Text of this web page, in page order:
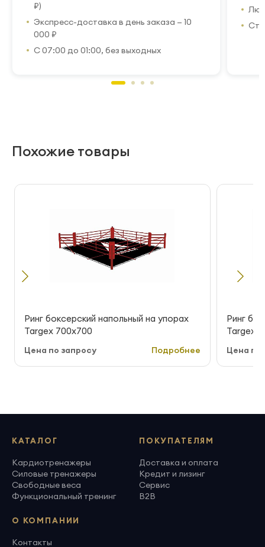
₽)
Экспресс-доставка в день заказа — 10
000 ₽
С 07:00 до 01:00, без выходных
Похожие товары
Ринг боксерский напольный на упорах
Targex 700х700
Цена по запросу Подробнее
Ринг
Targex
Цена по
КАТАЛОГ
Кардиотренажеры
Силовые тренажеры
Свободные веса
Функциональный тренинг
ПОКУПАТЕЛЯМ
Доставка и оплата
Кредит и лизинг
Сервис
B2B
О КОМПАНИИ
Контакты